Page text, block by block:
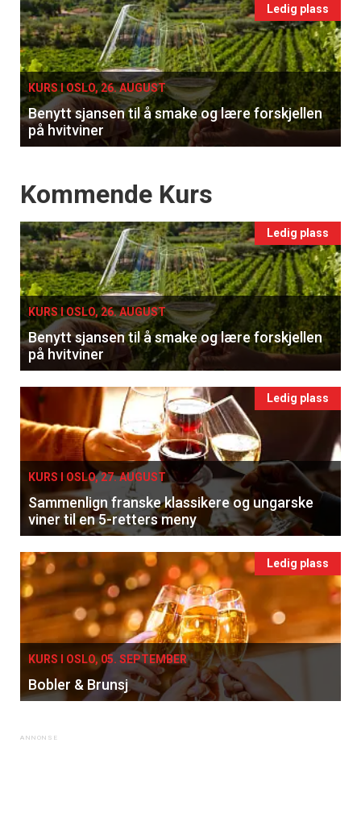
Events
single
Ledig plass
KURS I OSLO, 26. AUGUST
Benytt sjansen til å smake og lære forskjellen
på hvitviner
Events
Kommende Kurs
Ledig plass
KURS I OSLO, 26. AUGUST
Benytt sjansen til å smake og lære forskjellen
på hvitviner
Ledig plass
KURS I OSLO, 27. AUGUST
Sammenlign franske klassikere og ungarske
viner til en 5-retters meny
Ledig plass
KURS I OSLO, 05. SEPTEMBER
Bobler & Brunsj